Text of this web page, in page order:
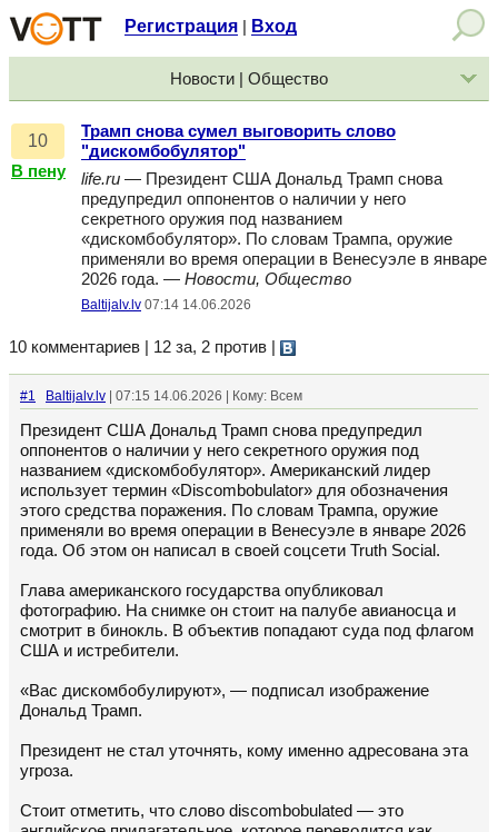
Регистрация Вход
Новости | Общество
10
В пену
Трамп снова сумел выговорить слово
"дискомбобулятор"
life.ru — Президент США Дональд Трамп снова
предупредил оппонентов о наличии у него
секретного оружия под названием
«дискомбобулятор». По словам Трампа, оружие
применяли во время операции в Венесуэле в январе
2026 года. — Новости, Общество
Baltijalv.lv 07:14 14.06.2026
10 комментариев | 12 за, 2 против
#1 Baltijalv.lv | 07:15 14.06.2026 | Кому: Всем
Президент США Дональд Трамп снова предупредил
оппонентов о наличии у него секретного оружия под
названием «дискомбобулятор». Американский лидер
использует термин «Discombobulator» для обозначения
этого средства поражения. По словам Трампа, оружие
применяли во время операции в Венесуэле в январе 2026
года. Об этом он написал в своей соцсети Truth Social.
Глава американского государства опубликовал
фотографию. На снимке он стоит на палубе авианосца и
смотрит в бинокль. В объектив попадают суда под флагом
США и истребители.
«Вас дискомбобулируют», — подписал изображение
Дональд Трамп.
Президент не стал уточнять, кому именно адресована эта
угроза.
Стоит отметить, что слово discombobulated — это